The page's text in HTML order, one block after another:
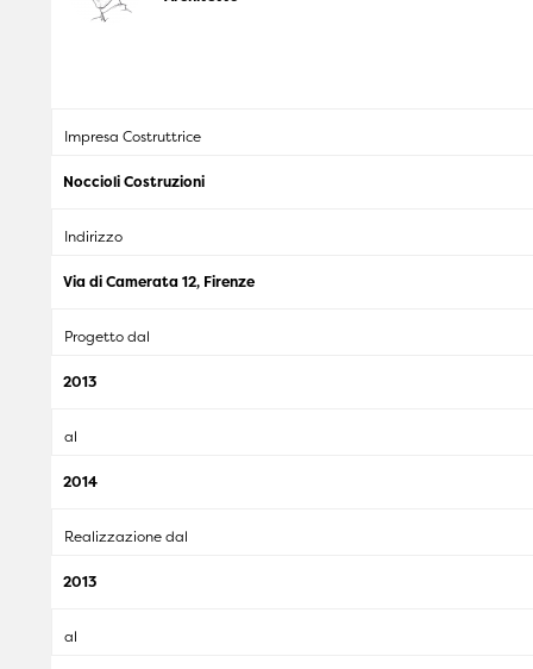
Impresa Costruttrice
Noccioli Costruzioni
Indirizzo
Via di Camerata 12, Firenze
Progetto dal
2013
al
2014
Realizzazione dal
2013
al